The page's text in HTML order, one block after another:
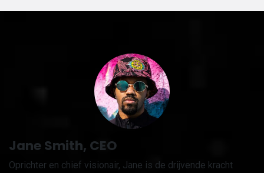
Jane Smith, CEO
Oprichter en chief visionair, Jane is de drijvende kracht